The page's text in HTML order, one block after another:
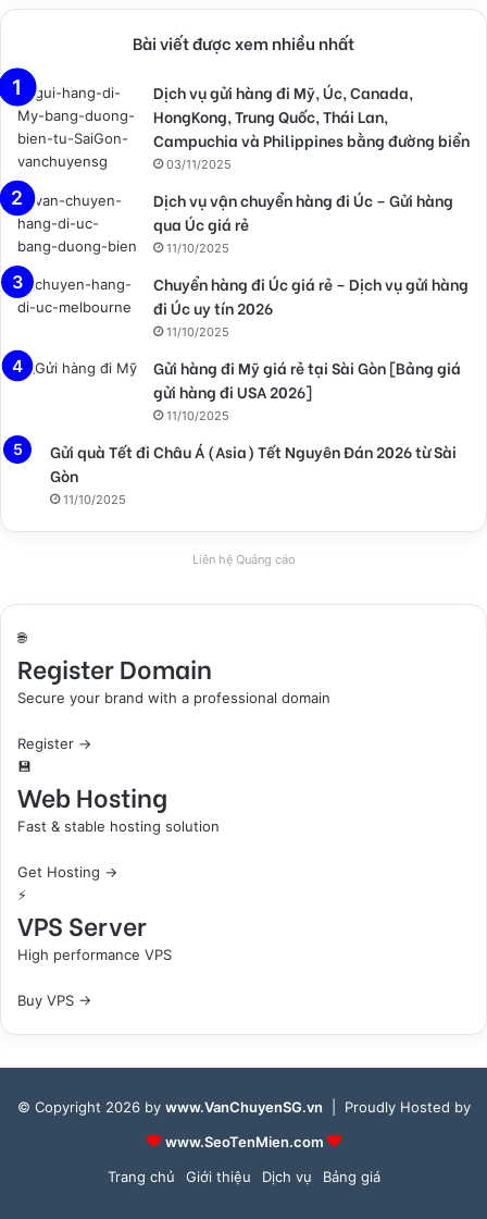
c
b
o
o
k
g
a
C
a
Bài viết được xem nhiều nhất
Dịch vụ gửi hàng đi Mỹ, Úc, Canada,
HongKong, Trung Quốc, Thái Lan,
Campuchia và Philippines bằng đường biển
03/11/2025
Dịch vụ vận chuyển hàng đi Úc – Gửi hàng
qua Úc giá rẻ
11/10/2025
Chuyển hàng đi Úc giá rẻ – Dịch vụ gửi hàng
đi Úc uy tín 2026
11/10/2025
Gửi hàng đi Mỹ giá rẻ tại Sài Gòn [Bảng giá
gửi hàng đi USA 2026]
11/10/2025
Gửi quà Tết đi Châu Á (Asia) Tết Nguyên Đán 2026 từ Sài
Gòn
11/10/2025
Liên hệ Quảng cáo
🌐
Register Domain
Secure your brand with a professional domain
Register →
💾
Web Hosting
Fast & stable hosting solution
Get Hosting →
⚡
VPS Server
High performance VPS
Buy VPS →
© Copyright 2026 by www.VanChuyenSG.vn | Proudly Hosted by
www.SeoTenMien.com
Trang chủ
Giới thiệu Dịch vụ Bảng giá